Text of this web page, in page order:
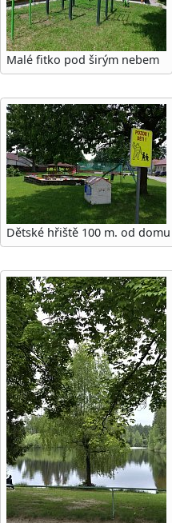
Malé fitko pod širým nebem
Dětské hřiště 100 m. od domu